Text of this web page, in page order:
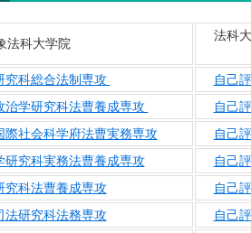
法科大学院
法科
究科総合法制専攻
自己
治学研究科法曹養成専攻
自己
際社会科学府法曹実務専攻
自己
研究科実務法曹養成専攻
自己
究科法曹養成専攻
自己
法研究科法務専攻
自己